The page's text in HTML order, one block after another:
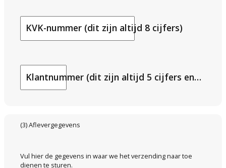
KVK-nummer (dit zijn altijd 8 cijfers)
Klantnummer (dit zijn altijd 5 cijfers en start met DB)
(3) Aflevergegevens
Vul hier de gegevens in waar we het verzending naar toe
dienen te sturen.